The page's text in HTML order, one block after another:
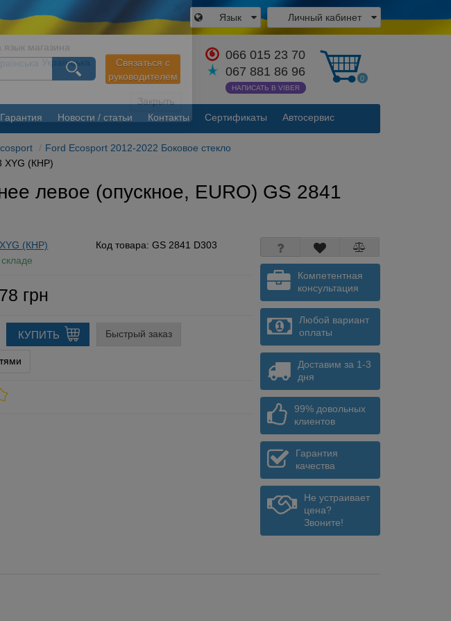
Личный кабинет
Язык
Связаться с
руководителем
066 015 23 70
067 881 86 96
НАПИСАТЬ В VIBER
0
Гарантия Новости / статьи Контакты Сертификаты Автосервис
Ford Ecosport 2012-2022 Боковое стекло
XYG (КНР)
×
Закрыть
левое (опускное, EURO) GS 2841
XYG (КНР) Код товара: GS 2841 D303
грн
КУПИТЬ Быстрый заказ
Компетентная
консультация
Любой вариант
оплаты
Доставим за 1-3
дня
99% довольных
клиентов
Гарантия
качества
Не устраивает
цена?
Звоните!